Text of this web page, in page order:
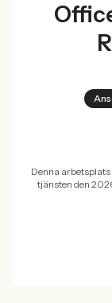
Denna
tjänsten den